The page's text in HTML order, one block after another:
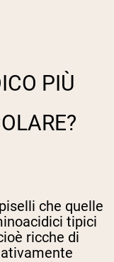
PIÙ
che quelle
tipici
ricche di